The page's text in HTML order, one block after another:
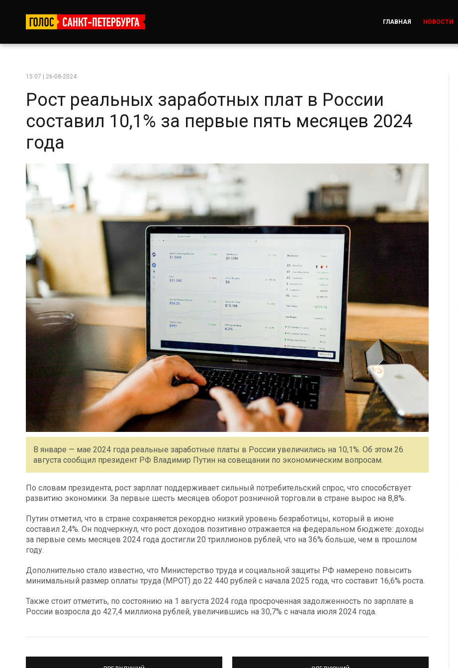
ГЛАВНАЯ НОВОСТИ
15:07 | 26-08-2024
Рост реальных заработных плат в России
составил 10,1% за первые пять месяцев 2024
года
В январе — мае 2024 года реальные заработные платы в России увеличились на 10,1%. Об этом 26
августа сообщил президент РФ Владимир Путин на совещании по экономическим вопросам.
По словам президента, рост зарплат поддерживает сильный потребительский спрос, что способствует
развитию экономики. За первые шесть месяцев оборот розничной торговли в стране вырос на 8,8%.
Путин отметил, что в стране сохраняется рекордно низкий уровень безработицы, который в июне
составил 2,4%. Он подчеркнул, что рост доходов позитивно отражается на федеральном бюджете: доходы
за первые семь месяцев 2024 года достигли 20 триллионов рублей, что на 36% больше, чем в прошлом
году.
Дополнительно стало известно, что Министерство труда и социальной защиты РФ намерено повысить
минимальный размер оплаты труда (МРОТ) до 22 440 рублей с начала 2025 года, что составит 16,6% роста.
Также стоит отметить, по состоянию на 1 августа 2024 года просроченная задолженность по зарплате в
России возросла до 427,4 миллиона рублей, увеличившись на 30,7% с начала июля 2024 года.